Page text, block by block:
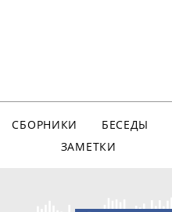
СБОРНИКИ БЕСЕДЫ
ЗАМЕТКИ